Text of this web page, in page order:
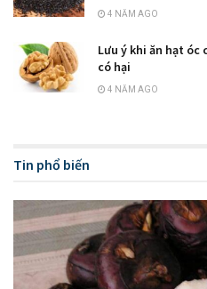
4 NĂM AGO
Lưu ý khi ăn hạt óc
có hại
4 NĂM AGO
Tin phổ biến